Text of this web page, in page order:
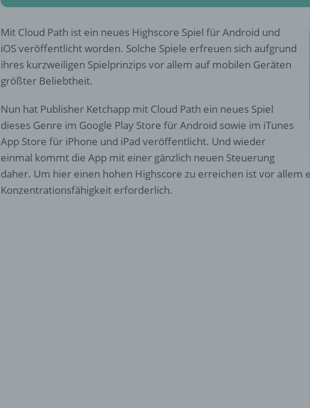
Mit Cloud Path ist ein neues Highscore Spiel für Android und
iOS veröffentlicht worden. Solche Spiele erfreuen sich aufgrund
ihres kurzweiligen Spielprinzips vor allem auf mobilen Geräten
größter Beliebtheit.
Nun hat Publisher Ketchapp mit Cloud Path ein neues Spiel
dieses Genre im Google Play Store für Android sowie im iTunes
App Store für iPhone und iPad veröffentlicht. Und wieder
einmal kommt die App mit einer gänzlich neuen Steuerung
daher. Um hier einen hohen Highscore zu erreichen ist vor allem
Konzentrationsfähigkeit erforderlich.